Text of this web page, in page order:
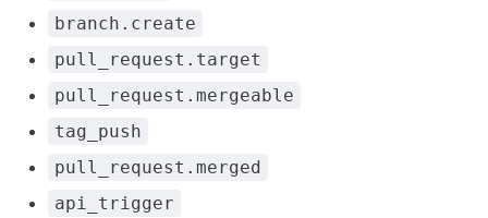
branch.create
pull_request.target
pull_request.mergeable
tag_push
pull_request.merged
api_trigger